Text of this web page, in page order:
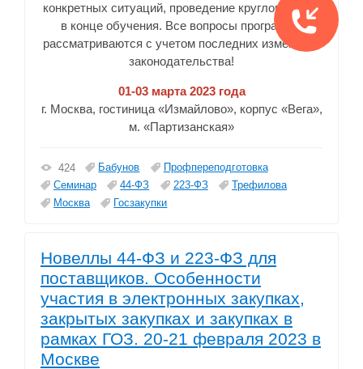
конкретных ситуаций, проведение круглого стола
в конце обучения. Все вопросы программы
рассматриваются с учетом последних изменений
законодательства!
01-03 марта 2023 года
г. Москва, гостиница «Измайлово», корпус «Вега»,
м. «Партизанская»
424 Бабунов
Профпереподготовка
Семинар
44-ФЗ 223-ФЗ
Трефилова
Москва
Госзакупки
Новеллы 44-ФЗ и 223-ФЗ для
поставщиков. Особенности
участия в электронных закупках,
закрытых закупках и закупках в
рамках ГОЗ. 20-21 февраля 2023 в
Москве